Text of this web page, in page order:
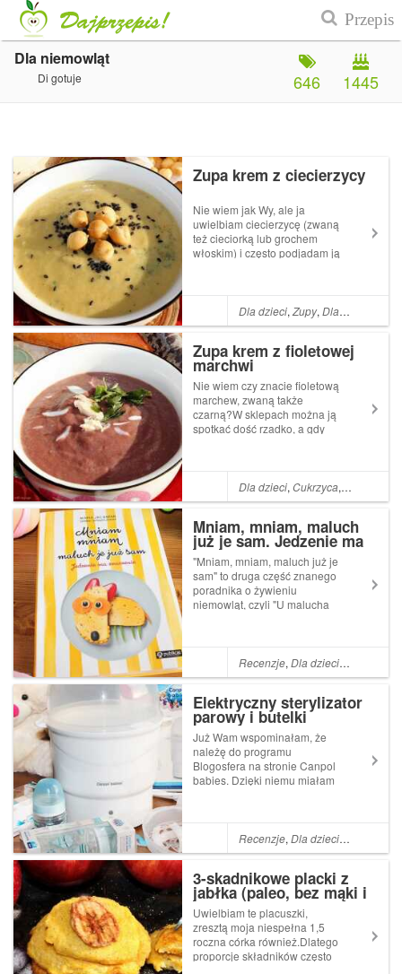
Dla niemowląt
Di gotuje 1445
646
Zupa krem z ciecierzycy
Nie wiem jak Wy, ale ja
uwielbiam ciecierzycę (zwaną
też cieciorką lub grochem
włoskim) i często podjadam ją
moje przepisu z cieciorką w
roli głównej - klik.) Tym
Dla dzieci,Zupy,Dla niemowląt
Zupa krem z fioletowej
marchwi
Nie wiem czy znacie fioletową
marchew, zwaną także
czarną?W sklepach można ją
spotkać dość rzadko, a gdy
popularną pomarańczową
marchewką i była uprawiana
Dla dzieci,Cukrzyca, Zupy
Mniam, mniam, maluch
już je sam. Jedzenie ma
znaczenie - recenzja
"Mniam, mniam, maluch już je
sam" to druga część znanego
poradnika o żywieniu
niemowląt, czyli "U malucha
prezentowana pozycja
zawiera mnóstwo informacji o
Recenzje,Dla dzieci,Dla
Elektryczny sterylizator
parowy i butelki
antykolkowe Canpol
babies - recenzja
Już Wam wspominałam, że
należę do programu
Blogosfera na stronie Canpol
babies. Dzięki niemu miałam
konkursów - klik.Tym razem
chciałam zaprezentować
Recenzje,Dla dzieci,Dla
3-skadnikowe placki z
jabłka (paleo, bez mąki i
cukru)
Uwielbiam te placuszki,
zresztą moja niespełna 1,5
roczna córka również.Dlatego
proporcje składników często